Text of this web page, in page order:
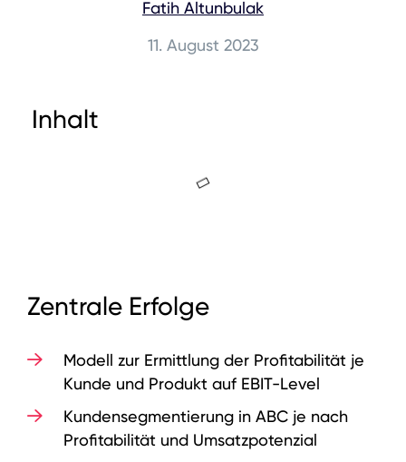
Fatih Altunbulak
11. August 2023
Inhalt
Zentrale Erfolge
Modell zur Ermittlung der Profitabilität je
Kunde und Produkt auf EBIT-Level
Kundensegmentierung in ABC je nach
Profitabilität und Umsatzpotenzial